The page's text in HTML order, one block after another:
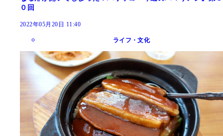
０回
2022年05月20日 11:40
ライフ・文化